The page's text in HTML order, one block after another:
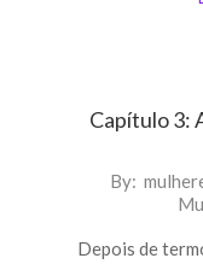
Capítulo 3:
2022-By:
Depois de